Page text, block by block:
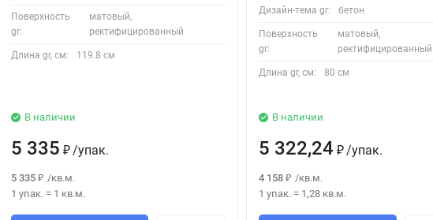
Поверхность
gr:
матовый,
ректифицированный
Длина gr, см: 119.8 см
В наличии
5 335 ₽ /упак.
5 335 ₽ /кв.м.
1 упак.= 1 кв.м.
Дизайн-тема gr: бетон
Поверхность
gr:
матовый,
ректифицированный
Длина gr, см: 80 см
В наличии
5 322,24 ₽ /упак.
4 158 ₽ /кв.м.
1 упак. = 1,28 кв.м.